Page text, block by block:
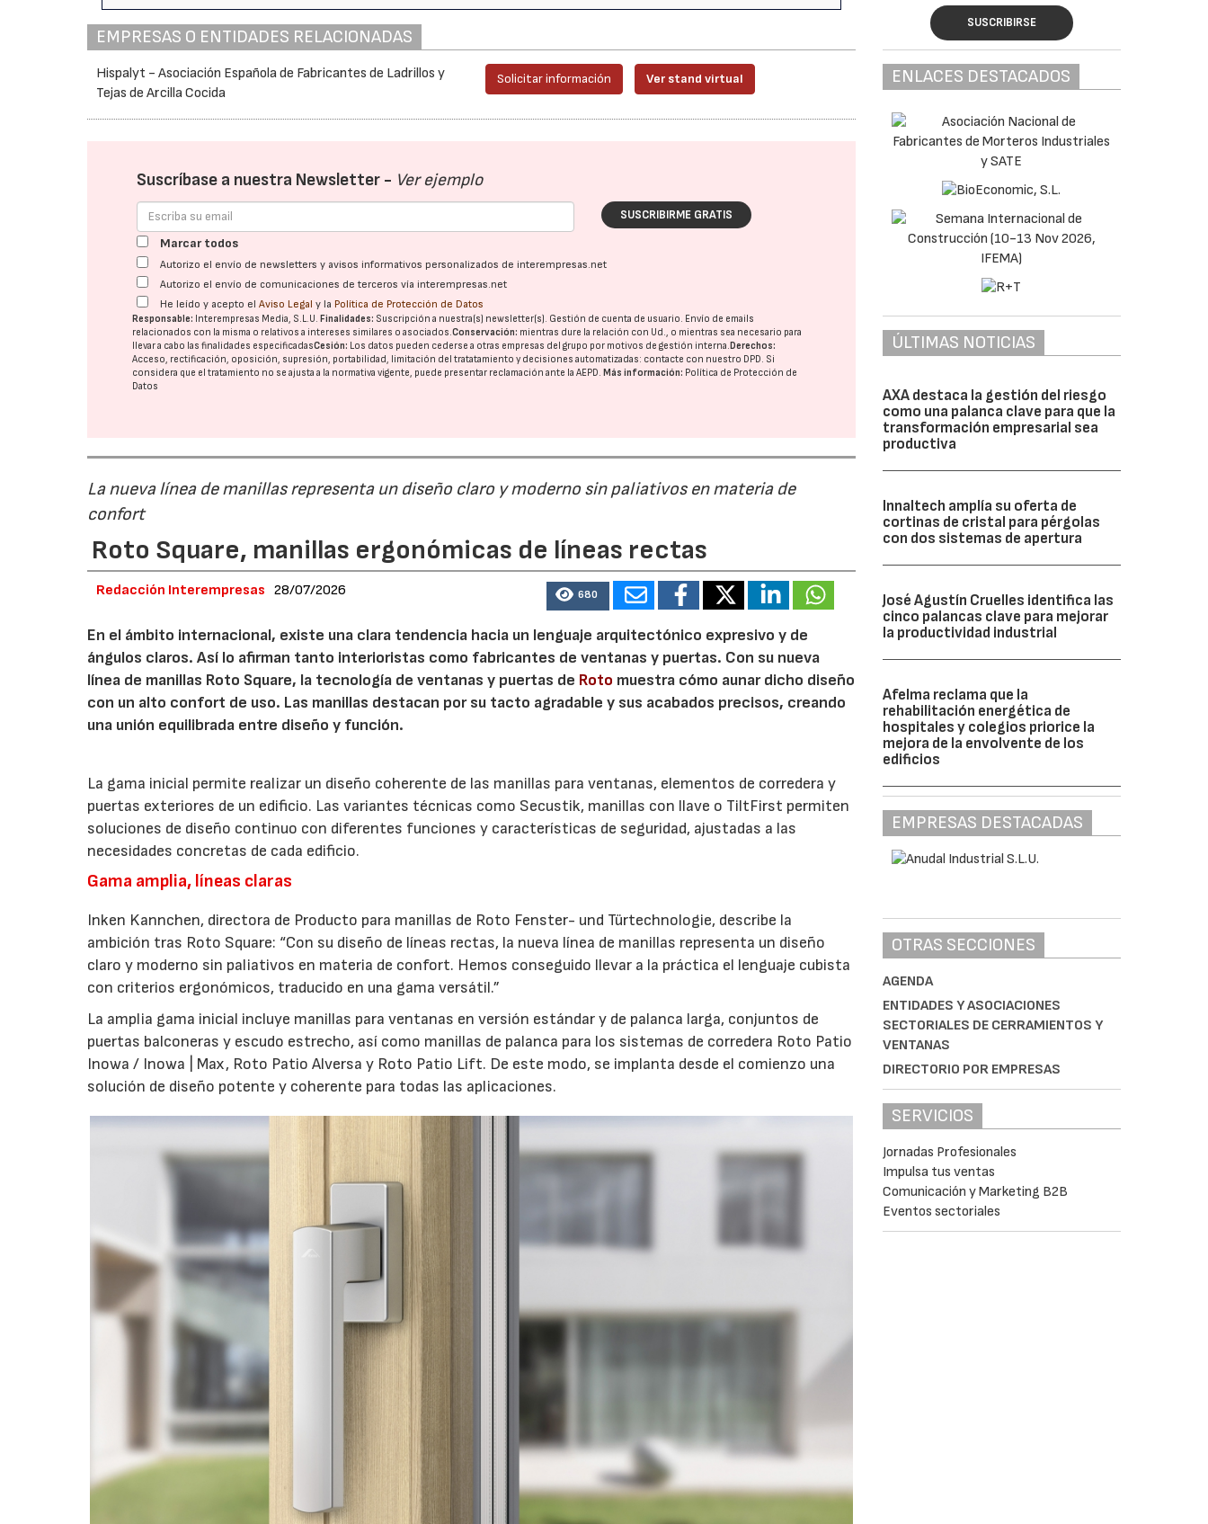
EMPRESAS O ENTIDADES RELACIONADAS
Hispalyt - Asociación Española de Fabricantes de Ladrillos y
Tejas de Arcilla Cocida
Solicitar información Ver stand virtual
Suscríbase a nuestra Newsletter - Ver ejemplo
SUSCRIBIRME GRATIS
Marcar todos
Autorizo el envío de newsletters y avisos informativos personalizados de interempresas.net
Autorizo el envío de comunicaciones de terceros vía interempresas.net
He leído y acepto elAviso Legal y la Política de Protección de Datos
Responsable: Interempresas Media, S.L.U.Finalidades: Suscripción a nuestra(s) newsletter(s). Gestión de cuenta de usuario. Envío de emails
relacionados con la misma o relativos a intereses similares o asociados.Conservación: mientras dure la relación con Ud., o mientras sea necesario para
llevar a cabo las finalidades especificadasCesión: Los datos pueden cederse a otras empresas del grupo por motivos de gestión interna.Derechos:
Acceso, rectificación, oposición, supresión, portabilidad, limitación del tratatamiento y decisiones automatizadas: contacte con nuestro DPD. Si
considera que el tratamiento no se ajusta a la normativa vigente, puede presentar reclamación ante laAEPD.Más información: Política de Protección de
Datos
La nueva línea de manillas representa un diseño claro y moderno sin paliativos en materia de
confort
Roto Square, manillas ergonómicas de líneas rectas
Redacción Interempresas 28/07/2026 680
En el ámbito internacional, existe una clara tendencia hacia un lenguaje arquitectónico expresivo y de
ángulos claros. Así lo afirman tanto interioristas como fabricantes de ventanas y puertas. Con su nueva
línea de manillas Roto Square, la tecnología de ventanas y puertas de Roto muestra cómo aunar dicho diseño
con un alto confort de uso. Las manillas destacan por su tacto agradable y sus acabados precisos, creando
una unión equilibrada entre diseño y función.
La gama inicial permite realizar un diseño coherente de las manillas para ventanas, elementos de corredera y
puertas exteriores de un edificio. Las variantes técnicas como Secustik, manillas con llave o TiltFirst permiten
soluciones de diseño continuo con diferentes funciones y características de seguridad, ajustadas a las
necesidades concretas de cada edificio.
Gama amplia, líneas claras
Inken Kannchen, directora de Producto para manillas de Roto Fenster- und Türtechnologie, describe la
ambición tras Roto Square: “Con su diseño de líneas rectas, la nueva línea de manillas representa un diseño
claro y moderno sin paliativos en materia de confort. Hemos conseguido llevar a la práctica el lenguaje cubista
con criterios ergonómicos, traducido en una gama versátil.”
La amplia gama inicial incluye manillas para ventanas en versión estándar y de palanca larga, conjuntos de
puertas balconeras y escudo estrecho, así como manillas de palanca para los sistemas de corredera Roto Patio
Inowa / Inowa | Max, Roto Patio Alversa y Roto Patio Lift. De este modo, se implanta desde el comienzo una
solución de diseño potente y coherente para todas las aplicaciones.
SUSCRIBIRSE
ENLACES DESTACADOS
ÚLTIMAS NOTICIAS
AXA destaca la gestión del riesgo
como una palanca clave para que la
transformación empresarial sea
productiva
Innaltech amplía su oferta de
cortinas de cristal para pérgolas
con dos sistemas de apertura
José Agustín Cruelles identifica las
cinco palancas clave para mejorar
la productividad industrial
Afelma reclama que la
rehabilitación energética de
hospitales y colegios priorice la
mejora de la envolvente de los
edificios
EMPRESAS DESTACADAS
OTRAS SECCIONES
AGENDA
ENTIDADES Y ASOCIACIONES
SECTORIALES DE CERRAMIENTOS Y
VENTANAS
DIRECTORIO POR EMPRESAS
SERVICIOS
Jornadas Profesionales
Impulsa tus ventas
Comunicación y Marketing B2B
Eventos sectoriales